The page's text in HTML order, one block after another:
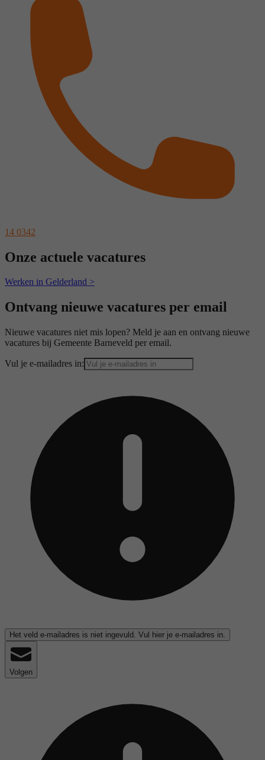
14 0342
Onze actuele vacatures
Werken in Gelderland >
Ontvang nieuwe vacatures per email
Nieuwe vacatures niet mis lopen? Meld je aan en ontvang nieuwe
vacatures bij Gemeente Barneveld per email.
Vul je e-mailadres in:
Het veld e-mailadres is niet ingevuld. Vul hier je e-mailadres in.
Volgen